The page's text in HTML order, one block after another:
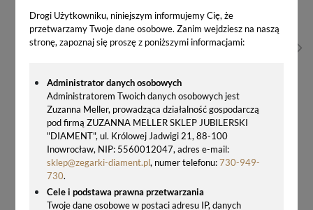
Drogi Użytkowniku, niniejszym informujemy Cię, że
przetwarzamy Twoje dane osobowe. Zanim wejdziesz na naszą
stronę, zapoznaj się proszę z poniższymi informacjami:
Administrator danych osobowych
Administratorem Twoich danych osobowych jest
Zuzanna Meller, prowadząca działalność gospodarczą
pod firmą ZUZANNA MELLER SKLEP JUBILERSKI
"DIAMENT", ul. Królowej Jadwigi 21, 88-100
Inowrocław, NIP: 5560012047, adres e-mail:
sklep@zegarki-diament.pl, numer telefonu:730-949-
730.
Cele i podstawa prawna przetwarzania
Twoje dane osobowe w postaci adresu IP, danych